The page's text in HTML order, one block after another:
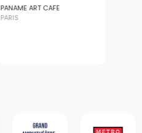
PANAME ART CAFE
PARIS